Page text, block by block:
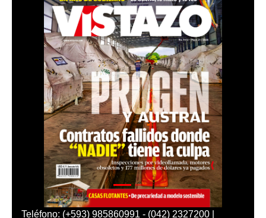
Teléfono: (+593) 985860991 - (042) 2327200 |